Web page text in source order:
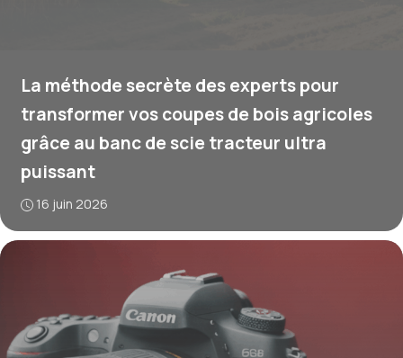
La méthode secrète des experts pour
transformer vos coupes de bois agricoles
grâce au banc de scie tracteur ultra
puissant
16 juin 2026